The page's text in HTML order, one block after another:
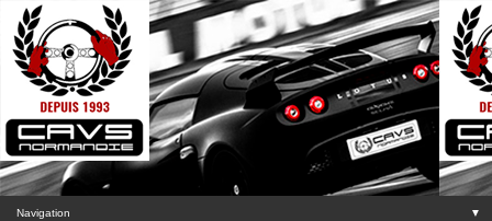
Navigation ▼